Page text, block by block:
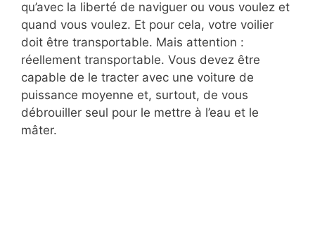
qu’avec la liberté de naviguer ou vous voulez et
quand vous voulez. Et pour cela, votre voilier
doit être transportable. Mais attention :
réellement transportable. Vous devez être
capable de le tracter avec une voiture de
puissance moyenne et, surtout, de vous
débrouiller seul pour le mettre à l’eau et le
mâter.